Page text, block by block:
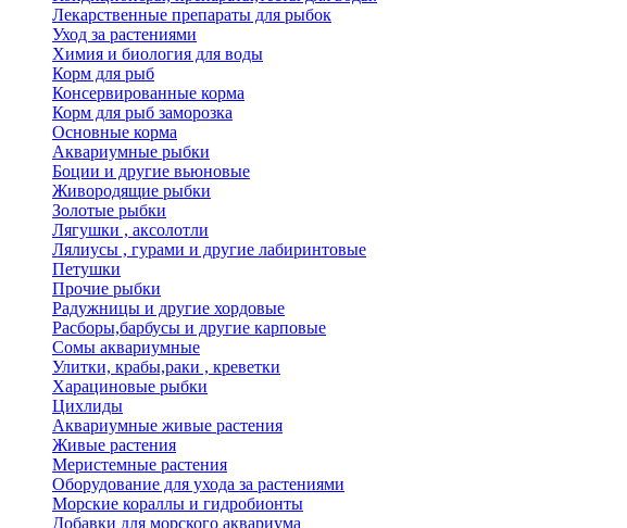
Лекарственные препараты для рыбок
Уход за растениями
Химия и биология для воды
Корм для рыб
Консервированные корма
Корм для рыб заморозка
Основные корма
Аквариумные рыбки
Боции и другие вьюновые
Живородящие рыбки
Золотые рыбки
Лягушки , аксолотли
Лялиусы , гурами и другие лабиринтовые
Петушки
Прочие рыбки
Радужницы и другие хордовые
Расборы,барбусы и другие карповые
Сомы аквариумные
Улитки, крабы,раки , креветки
Харациновые рыбки
Цихлиды
Аквариумные живые растения
Живые растения
Меристемные растения
Оборудование для ухода за растениями
Морские кораллы и гидробионты
Добавки для морского аквариума